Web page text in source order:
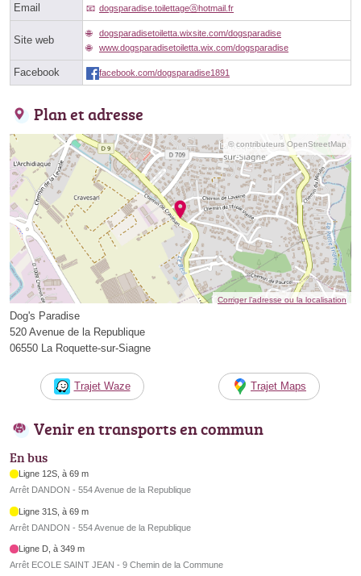
Email dogsparadise.toilettageⓐhotmail.fr
Site web
dogsparadisetoiletta.wixsite.com/dogsparadise
www.dogsparadisetoiletta.wix.com/dogsparadise
Facebook facebook.com/dogsparadise1891
Plan et adresse
© contributeurs OpenStreetMap
Corriger l’adresse ou la localisation
Dog's Paradise
520 Avenue de la Republique
06550 La Roquette-sur-Siagne
Trajet Waze Trajet Maps
Venir en transports en commun
En bus
Ligne 12S, à 69 m
Arrêt DANDON - 554 Avenue de la Republique
Ligne 31S, à 69 m
Arrêt DANDON - 554 Avenue de la Republique
Ligne D, à 349 m
Arrêt ECOLE SAINT JEAN - 9 Chemin de la Commune